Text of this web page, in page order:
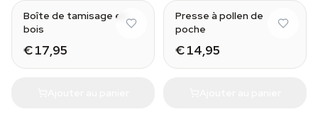
Boîte de tamisage en
bois
€ 17,95
Presse à pollen de
poche
€ 14,95